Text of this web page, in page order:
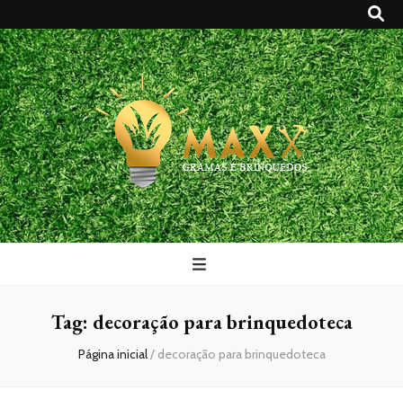
Maxx Gramas
Blog
Tag: decoração para brinquedoteca
Página inicial/ decoração para brinquedoteca